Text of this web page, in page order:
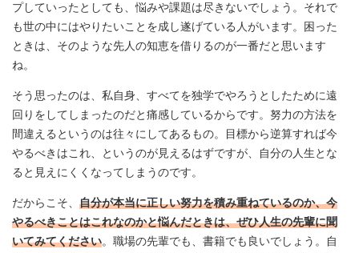
プしていったとしても、悩みや課題は尽きないでしょう。それで
も世の中にはやりたいことを成し遂げている人がいます。困った
ときは、そのような先人の知恵を借りるのが一番だと思います
ね。
そう思ったのは、私自身、すべてを独学でやろうとしたために遠
回りをしてしまったのだと痛感しているからです。努力の方法を
間違えるというのは往々にしてあるもの。目標から逆算すれば今
やるべきはこれ、というのが見えるはずですが、自分の人生とな
ると見えにくくなってしまうのです。
だからこそ、 自分が本当に正しい努力を積み重ねているのか、今
やるべきことはこれなのかと悩んだときは、ぜひ人生の先輩に聞
いてみてください。職場の先輩でも、書籍でも良いでしょう。自